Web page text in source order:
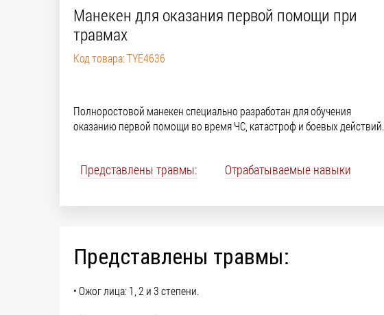
Манекен для оказания первой помощи при
травмах
Код товара: TYE4636
Полноростовой манекен специально разработан для обучения
оказанию первой помощи во время ЧС, катастроф и боевых действий.
Представлены травмы: Отрабатываемые навыки
Представлены травмы:
• Ожог лица: 1, 2 и 3 степени.